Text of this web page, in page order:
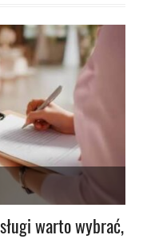
warto wybrać,